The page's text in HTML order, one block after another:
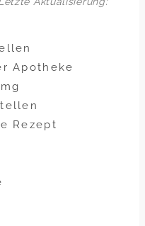
Apotheke
Rezept